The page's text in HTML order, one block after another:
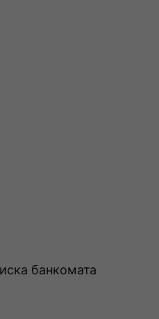
банкомата